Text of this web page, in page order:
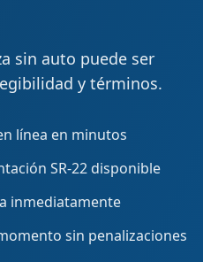
sin auto puede ser
y términos.
línea en minutos
SR-22 disponible
inmediatamente
sin penalizaciones